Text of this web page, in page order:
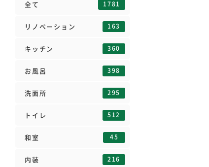
全て 1781
リノベーション 163
キッチン 360
お風呂 398
洗面所 295
トイレ 512
和室 45
内装 216